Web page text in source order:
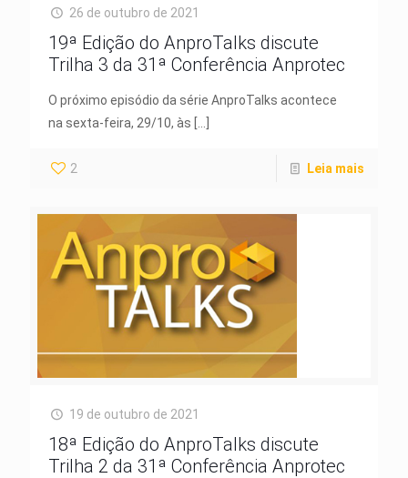
26 de outubro de 2021
19ª Edição do AnproTalks discute
Trilha 3 da 31ª Conferência Anprotec
O próximo episódio da série AnproTalks acontece
na sexta-feira, 29/10, às
2 Leia mais
19 de outubro de 2021
18ª Edição do AnproTalks discute
Trilha 2 da 31ª Conferência Anprotec